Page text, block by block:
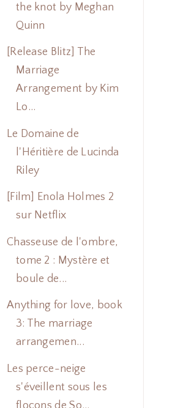
the knot by Meghan
Quinn
[Release Blitz] The
Marriage
Arrangement by Kim
Lo...
Le Domaine de
l'Héritière de Lucinda
Riley
[Film] Enola Holmes 2
sur Netflix
Chasseuse de l'ombre,
tome 2 : Mystère et
boule de...
Anything for love, book
3: The marriage
arrangemen...
Les perce-neige
s'éveillent sous les
flocons de So...